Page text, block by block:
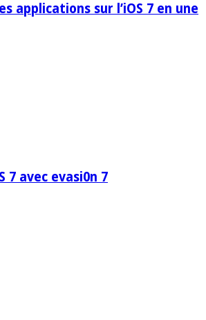
applications sur l’iOS 7 en une
7 avec evasi0n 7